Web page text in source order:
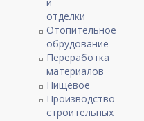
отделки
Отопительное
обрудование
Переработка
материалов
Пищевое
Производство
строительных